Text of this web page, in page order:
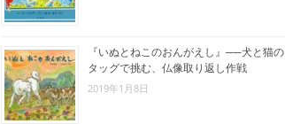
『いぬとねこのおんがえし』──犬と猫の
タッグで挑む、仏像取り返し作戦
2019年1月8日